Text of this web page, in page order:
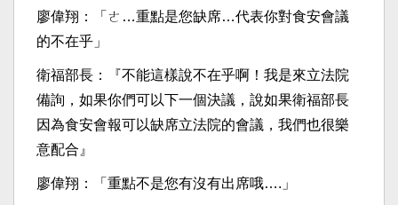
廖偉翔：「ㄜ…重點是您缺席…代表你對食安會議
的不在乎」
衛福部長：『不能這樣說不在乎啊！我是來立法院
備詢，如果你們可以下一個決議，說如果衛福部長
因為食安會報可以缺席立法院的會議，我們也很樂
意配合』
廖偉翔：「重點不是您有沒有出席哦….」